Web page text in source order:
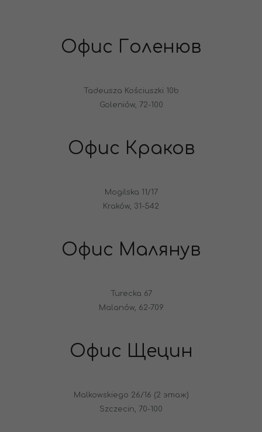
Офис Голенюв
Tadeusza Kościuszki 10b
Goleniów, 72-100
Офис Краков
Mogilska 11/17
Kraków, 31-542
Офис Малянув
Turecka 67
Malanów, 62-709
Офис Щецин
Malkowskiego 26/16 (2 этаж)
Szczecin, 70-100